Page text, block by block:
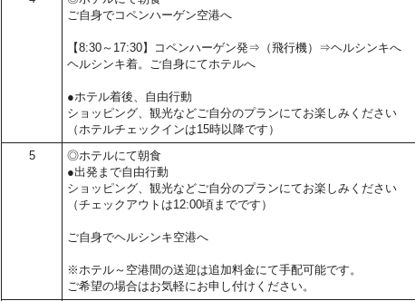
ご自身でコペンハーゲン空港へ
【8:30～17:30】コペンハーゲン発⇒（飛行機）⇒ヘルシンキへ
ヘルシンキ着。ご自身にてホテルへ
●ホテル着後、自由行動
ショッピング、観光などご自分のプランにてお楽しみください
（ホテルチェックインは15時以降です）
5
◎ホテルにて朝食
●出発まで自由行動
ショッピング、観光などご自分のプランにてお楽しみください
（チェックアウトは12:00頃までです）
ご自身でヘルシンキ空港へ
※ホテル～空港間の送迎は追加料金にて手配可能です。
ご希望の場合はお気軽にお申し付けください。